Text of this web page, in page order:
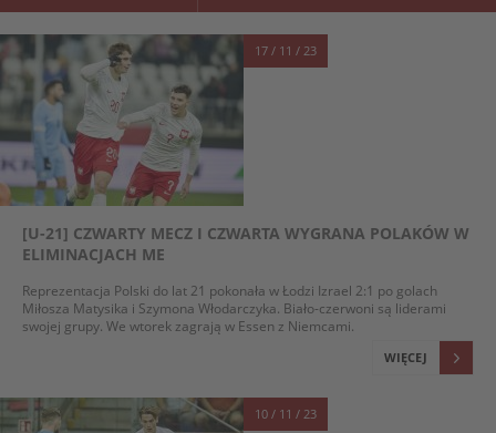
17 / 11 / 23
[U-21] CZWARTY MECZ I CZWARTA WYGRANA POLAKÓW W
ELIMINACJACH ME
Reprezentacja Polski do lat 21 pokonała w Łodzi Izrael 2:1 po golach
Miłosza Matysika i Szymona Włodarczyka. Biało-czerwoni są liderami
swojej grupy. We wtorek zagrają w Essen z Niemcami.
WIĘCEJ
10 / 11 / 23